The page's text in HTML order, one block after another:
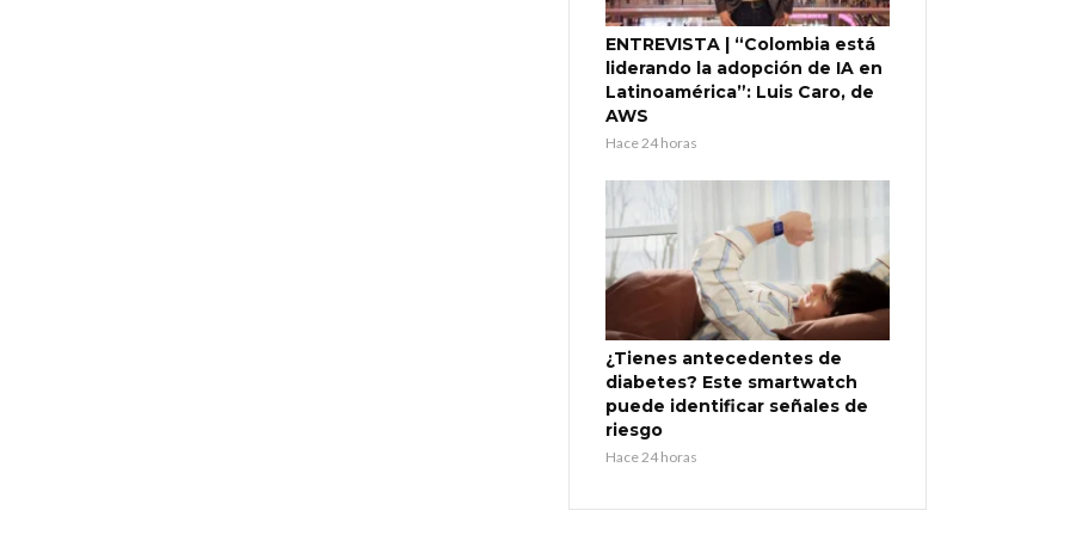
ENTREVISTA | “Colombia está
liderando la adopción de IA en
Latinoamérica”: Luis Caro, de
AWS
Hace 24 horas
¿Tienes antecedentes de
diabetes? Este smartwatch
puede identificar señales de
riesgo
Hace 24 horas